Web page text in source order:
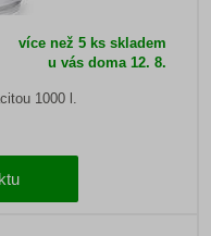
více než 5 ks skladem
u vás doma12. 8.
1000 l.